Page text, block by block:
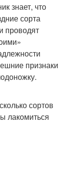
знает, что
сорта
проводят
признаки
сортов
лакомиться